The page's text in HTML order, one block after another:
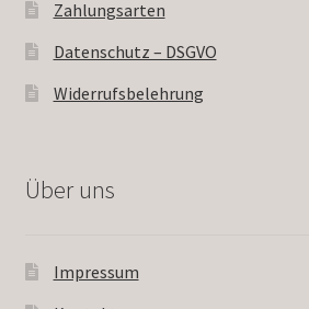
Zahlungsarten
Datenschutz – DSGVO
Widerrufsbelehrung
Über uns
Impressum